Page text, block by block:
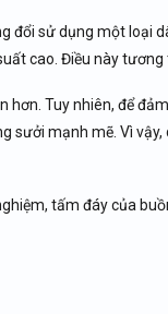
đổi sử dụng một loại
cao. Điều này
hơn. Tuy nhiên, để
sưởi mạnh mẽ. Vì
tấm đáy của